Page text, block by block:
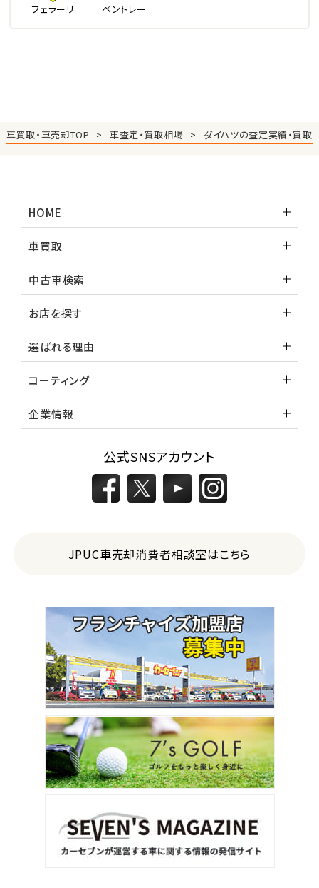
フェラーリ ベントレー
車買取・車売却TOP 車査定・買取相場 ダイハツの査定実績・買取
HOME
車買取
中古車検索
お店を探す
選ばれる理由
コーティング
企業情報
公式SNSアカウント
JPUC車売却消費者相談室はこちら